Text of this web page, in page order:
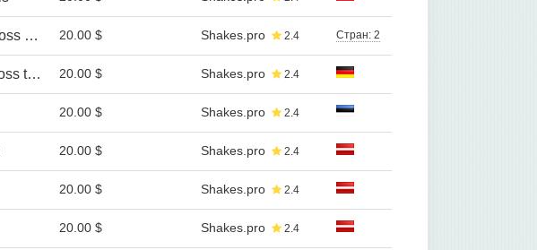
20.00 $ Shakes.pro 2.4 Стран: 2
20.00 $ Shakes.pro 2.4
20.00 $ Shakes.pro 2.4
20.00 $ Shakes.pro 2.4
20.00 $ Shakes.pro 2.4
20.00 $ Shakes.pro 2.4